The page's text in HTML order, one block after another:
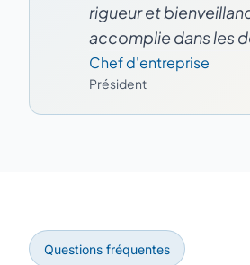
rigueur et
accomplie dans les
Chef d'entreprise
Président
Questions fréquentes